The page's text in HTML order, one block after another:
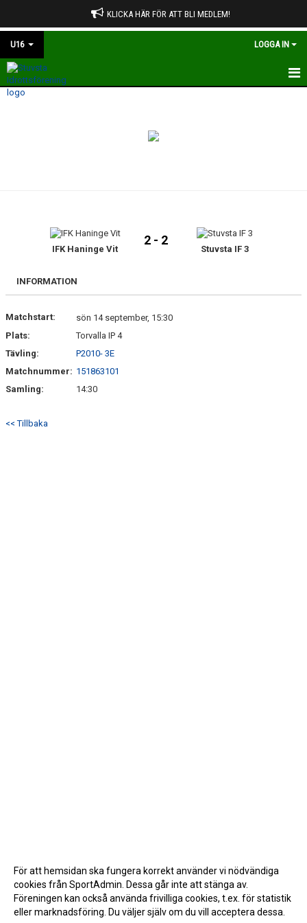
KLICKA HÄR FÖR ATT BLI MEDLEM!
U16 LOGGA IN
HEM
BILDGALLERI
DOKUMENT
IFK Haninge Vit
2 - 2
Stuvsta IF 3
INFORMATION
Matchstart:
sön 14 september, 15:30
Plats:
Torvalla IP 4
Tävling:
P2010- 3E
Matchnummer: 151863101
Samling:
14:30
<< Tillbaka
För att hemsidan ska fungera korrekt använder vi nödvändiga
cookies från SportAdmin. Dessa går inte att stänga av.
Föreningen kan också använda frivilliga cookies, t.ex. för statistik
eller marknadsföring. Du väljer själv om du vill acceptera dessa.